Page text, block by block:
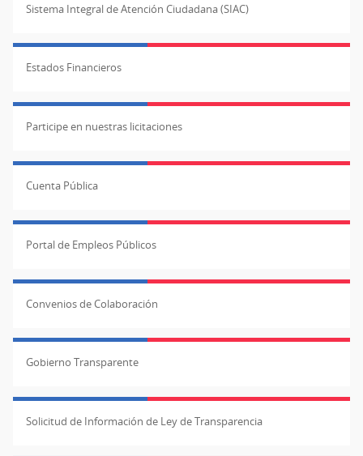
Sistema Integral de Atención Ciudadana (SIAC)
Estados Financieros
Participe en nuestras licitaciones
Cuenta Pública
Portal de Empleos Públicos
Convenios de Colaboración
Gobierno Transparente
Solicitud de Información de Ley de Transparencia